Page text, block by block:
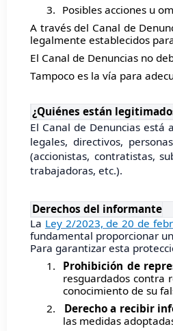
3. Posibles acciones u
A través del Canal de
legalmente establecidos
El Canal de Denuncias no
Tampoco es la vía para
¿Quiénes están
El Canal de Denuncias está
legales, directivos,
(accionistas, contratistas,
trabajadoras, etc.).
Derechos del informante
La Ley 2/2023, de 20 de
fundamental proporcionar
Para garantizar esta
1.
Prohibición de
resguardados contra
conocimiento de su
2.
Derecho a recibir
las medidas